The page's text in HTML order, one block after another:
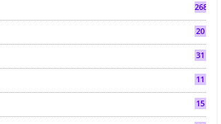
268
20
31
11
15